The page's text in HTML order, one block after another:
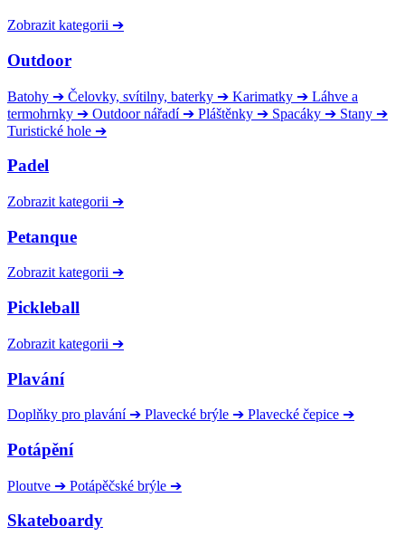
Zobrazit kategorii ➔
Outdoor
Batohy ➔ Čelovky, svítilny, baterky ➔ Karimatky ➔ Láhve a
termohrnky ➔ Outdoor nářadí ➔ Pláštěnky ➔ Spacáky ➔ Stany ➔
Turistické hole ➔
Padel
Zobrazit kategorii ➔
Petanque
Zobrazit kategorii ➔
Pickleball
Zobrazit kategorii ➔
Plavání
Doplňky pro plavání ➔ Plavecké brýle ➔ Plavecké čepice ➔
Potápění
Ploutve ➔ Potápěčské brýle ➔
Skateboardy